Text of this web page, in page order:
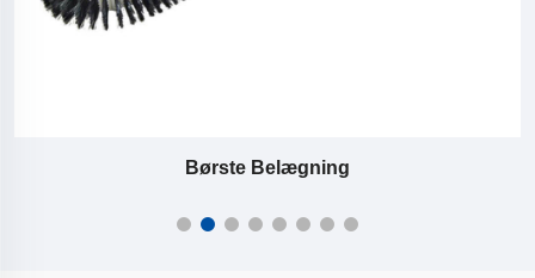
Børste Belægning